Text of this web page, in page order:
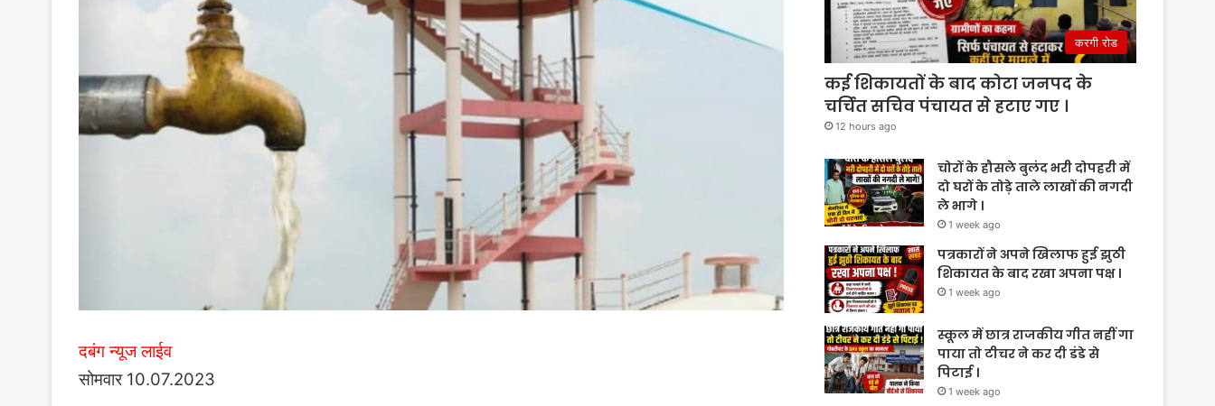
दबंग न्यूज लाईव
सोमवार 10.07.2023
करगी रोड
कई शिकायतों के बाद कोटा जनपद के
चर्चित सचिव पंचायत से हटाए गए ।
12 hours ago
चोरों के हौसले बुलंद भरी दोपहरी में
दो घरों के तोड़े ताले लाखों की नगदी
ले भागे ।
1 week ago
पत्रकारों ने अपने खिलाफ हुई झुठी
शिकायत के बाद रखा अपना पक्ष ।
1 week ago
स्कूल में छात्र राजकीय गीत नहीं गा
पाया तो टीचर ने कर दी डंडे से
पिटाई ।
1 week ago